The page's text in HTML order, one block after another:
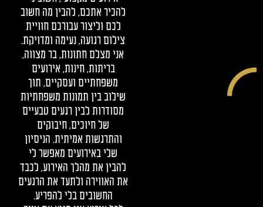
להכיר אתכם, להבין מה חשוב
לכם וליצור עבורכם חוויית
צילום רגועה, נעימה ומדויקת.
אני מצלם חתונות, בר מצווה,
בריתות, חינות, אירועים
משפחתיים ועסקיים, תוך
שילוב בין תמונות משפחתיות
מסודרות לבין רגעים טבעיים
של חיוכים, חיבוקים
והתרגשות אמיתית. הניסיון
שלי באירועים מאפשר לי
להבין את מהלך האירוע, לכבד
את האווירה ולתעד את הרגעים
החשובים בלי להפריע.